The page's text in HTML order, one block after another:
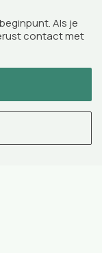
Als je
contact met